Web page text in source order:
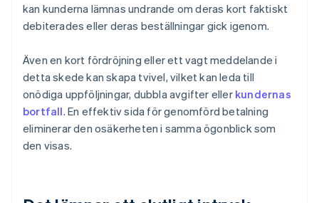
kan kunderna lämnas undrande om deras kort faktiskt
debiterades eller deras beställningar gick igenom.
Även en kort fördröjning eller ett vagt meddelande i
detta skede kan skapa tvivel, vilket kan leda till
onödiga uppföljningar, dubbla avgifter eller kundernas
bortfall. En effektiv sida för genomförd betalning
eliminerar den osäkerheten i samma ögonblick som
den visas.